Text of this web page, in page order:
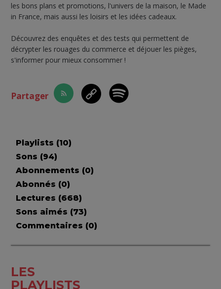
les bons plans et promotions, l'univers de la maison, le Made
in France, mais aussi les loisirs et les idées cadeaux.
Découvrez des enquêtes et des tests qui permettent de
décrypter les rouages du commerce et déjouer les pièges,
s'informer pour mieux consommer !
Partager
Playlists (10)
Sons (94)
Abonnements (0)
Abonnés (0)
Lectures (668)
Sons aimés (73)
Commentaires (0)
LES
PLAYLISTS